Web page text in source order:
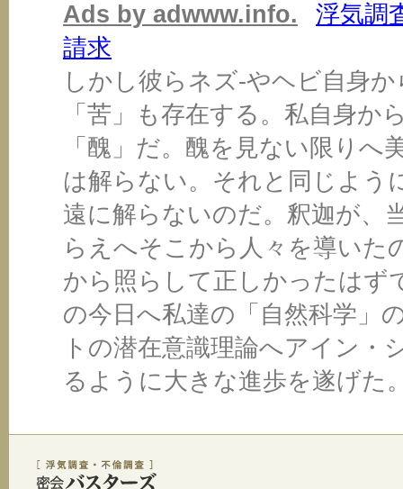
Ads by adwww.info.
浮気調
請求
しかし彼らネズ-やヘビ自身
「苦」も存在する。私自身
「醜」だ。醜を見ない限り
は解らない。それと同じよう
遠に解らないのだ。釈迦が、
らえへそこから人々を導いた
から照らして正しかったはず
の今日へ私達の「自然科学」
トの潜在意識理論へアイン・
るように大きな進歩を遂げた